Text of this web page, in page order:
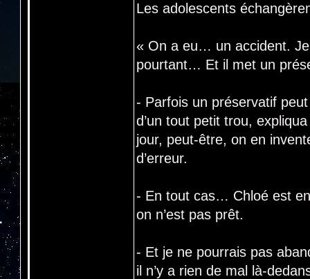
Les adolescents
« On a eu… un accident.
pourtant… Et il met un
- Parfois un préservatif
d’un tout petit trou,
jour, peut-être, on en
d’erreur.
- En tout cas… Chloé est
on n’est pas prêt.
- Et je ne pourrais pas
il n’y a rien de mal là-